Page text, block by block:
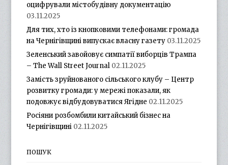
оцифрували містобудівну документацію
03.11.2025
Для тих, хто із кнопковими телефонами: громада
на Чернігівщині випускає власну газету 03.11.2025
Зеленський завойовує симпатії виборців Трампа
– The Wall Street Journal 02.11.2025
Замість зруйнованого сільського клубу – Центр
розвитку громади: у мережі показали, як
подовжує відбудовуватися Ягідне 02.11.2025
Росіяни розбомбили китайський бізнес на
Чернігівщині 02.11.2025
ПОШУК